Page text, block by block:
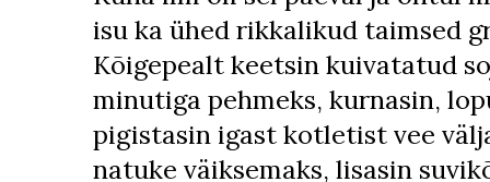
isu ka ühed rikkalikud taimsed
Kõigepealt keetsin kuivatatud
minutiga pehmeks, kurnasin,
pigistasin igast kotletist vee
natuke väiksemaks, lisasin